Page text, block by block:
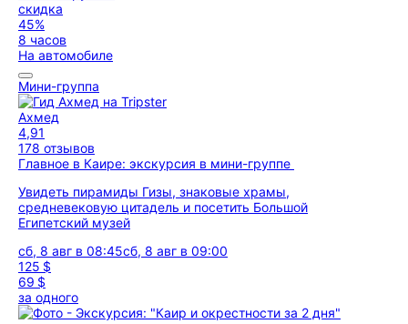
скидка
45%
8 часов
На автомобиле
Мини-группа
Ахмед
4,91
178 отзывов
Главное в Каире: экскурсия в мини-группе
Увидеть пирамиды Гизы, знаковые храмы,
средневековую цитадель и посетить Большой
Египетский музей
сб, 8 авг в 08:45сб, 8 авг в 09:00
125 $
69 $
за одного